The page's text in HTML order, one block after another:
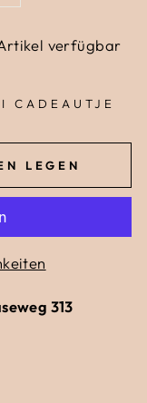
verfügbar
CADEAUTJE
LEGEN
313